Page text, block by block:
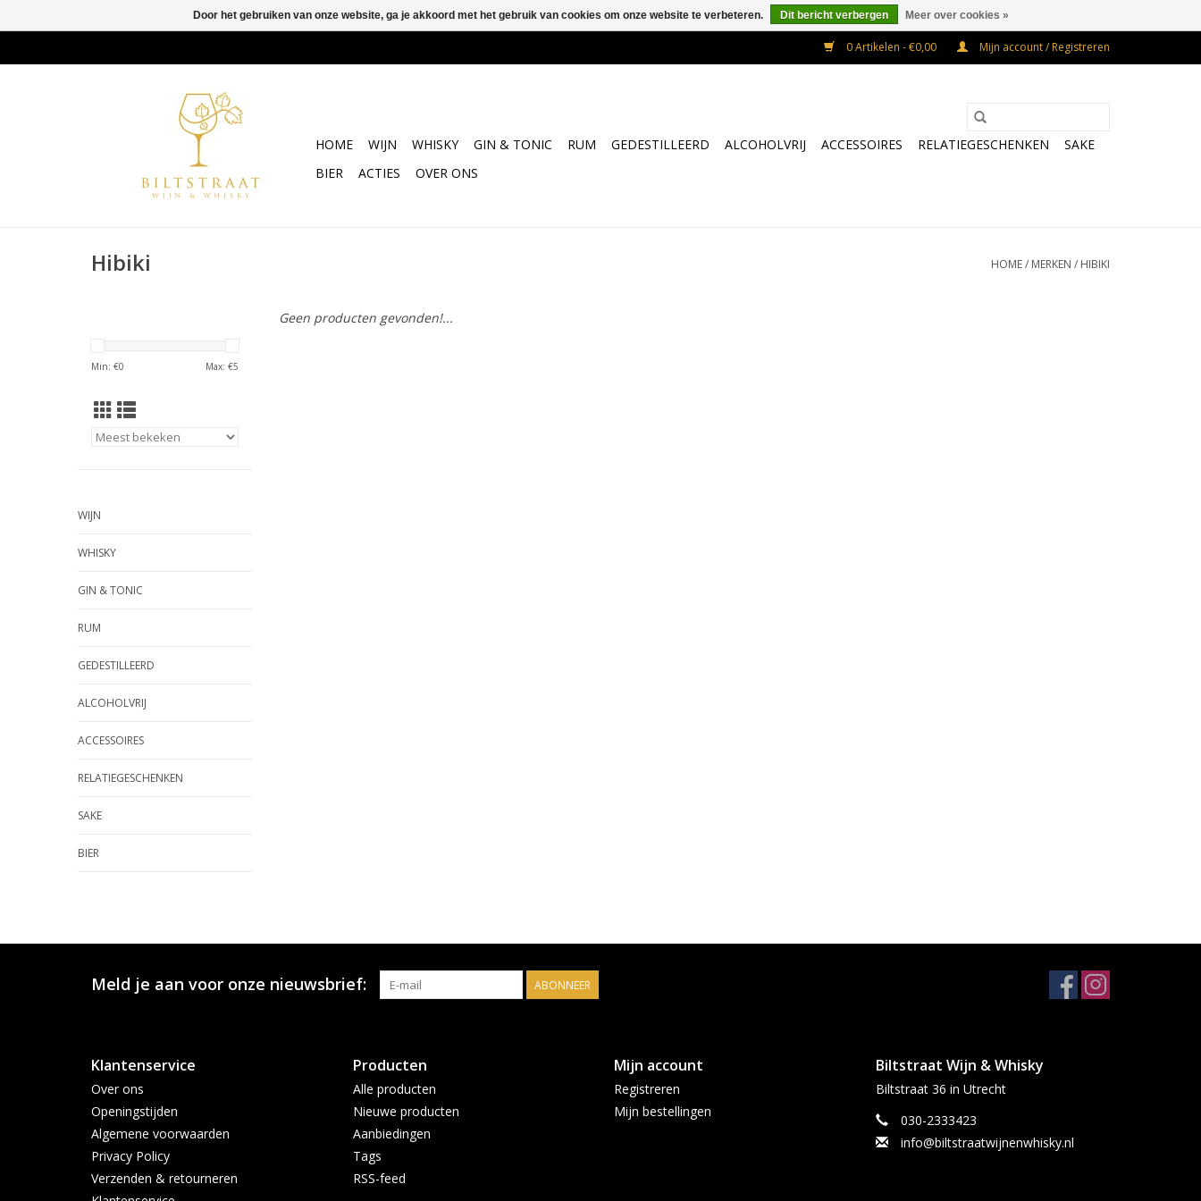
0 Artikelen - €0,00 Mijn account / Registreren
HOME WIJN WHISKY GIN & TONIC RUM GEDESTILLEERD ALCOHOLVRIJ ACCESSOIRES RELATIEGESCHENKEN
SAKE
BIER
ACTIES OVER ONS
Hibiki HOME/ MERKEN / HIBIKI
Min: €0 Max: €5
WIJN
WHISKY
GIN & TONIC
RUM
GEDESTILLEERD
ALCOHOLVRIJ
ACCESSOIRES
RELATIEGESCHENKEN
SAKE
BIER
Geen producten gevonden!...
Meld je aan voor onze nieuwsbrief: ABONNEER
Klantenservice
Over ons
Openingstijden
Algemene voorwaarden
Privacy Policy
Verzenden & retourneren
Producten
Alle producten
Nieuwe producten
Aanbiedingen
Tags
RSS-feed
Mijn account
Registreren
Mijn bestellingen
Biltstraat Wijn & Whisky
Biltstraat 36 in Utrecht
030-2333423
info@biltstraatwijnenwhisky.nl
Door het gebruiken van onze website, ga je akkoord met het gebruik van cookies om onze website te verbeteren. Dit bericht verbergen Meer over cookies »